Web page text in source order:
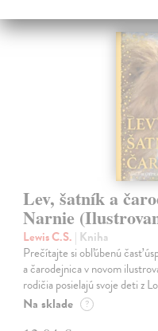
Lev, šatník a
Narnie
Lewis C.S. | Kniha
Prečítajte si obľúbenú časť
a čarodejnica v novom
rodičia posielajú svoje deti z
Na sklade ?